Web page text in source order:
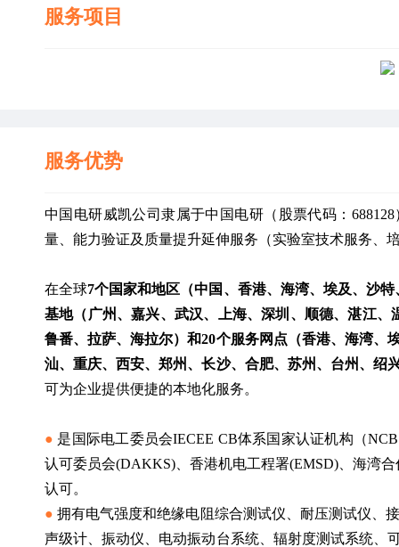
服务项目
服务优势
中国电研威凯公司隶属于中国电研（股票代码：
量、能力验证及质量提升延伸服务（实验室技术服务、
在全球7个国家和地区（中国、香港、海湾、埃及、沙
基地（广州、嘉兴、武汉、上海、深圳、顺德、湛江
鲁番、拉萨、海拉尔）和20个服务网点（香港、海湾、
汕、重庆、西安、郑州、长沙、合肥、苏州、台州、绍
可为企业提供便捷的本地化服务。
● 是国际电工委员会IECEE CB体系国家认证机构（
认可委员会(DAKKS)、香港机电工程署(EMSD)、海湾
认可。
● 拥有电气强度和绝缘电阻综合测试仪、耐压测试仪、
声级计、振动仪、电动振动台系统、辐射度测试系统、